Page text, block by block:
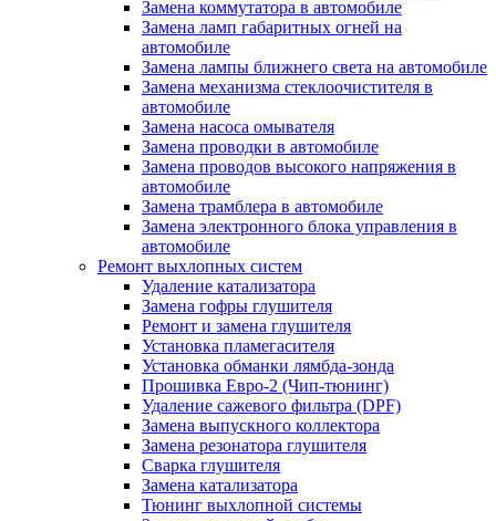
Замена коммутатора в автомобиле
Замена ламп габаритных огней на
автомобиле
Замена лампы ближнего света на автомобиле
Замена механизма стеклоочистителя в
автомобиле
Замена насоса омывателя
Замена проводки в автомобиле
Замена проводов высокого напряжения в
автомобиле
Замена трамблера в автомобиле
Замена электронного блока управления в
автомобиле
Ремонт выхлопных систем
Удаление катализатора
Замена гофры глушителя
Ремонт и замена глушителя
Установка пламегасителя
Установка обманки лямбда-зонда
Прошивка Евро-2 (Чип-тюнинг)
Удаление сажевого фильтра (DPF)
Замена выпускного коллектора
Замена резонатора глушителя
Сварка глушителя
Замена катализатора
Тюнинг выхлопной системы